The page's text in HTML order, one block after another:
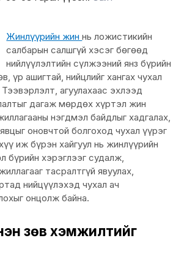
Жинлүүрийн жиннь ложистикийн
салбарын салшгүй хэсэг бөгөөд
нийлүүлэлтийн сүлжээний янз бүрийн
үр ашигтай, нийцлийг хангах чухал
агуулахаас эхлээд
дагаж мөрдөх хүртэл жин
нэгдмэл байдлыг хадгалах,
оновчтой болгоход чухал үүрэг
иж бүрэн хайгуул нь жинлүүрийн
бүрийн хэрэглээг судалж,
тасралтгүй явуулах,
нийцүүлэхэд чухал ач
онцолж байна.
зөв хэмжилтийг